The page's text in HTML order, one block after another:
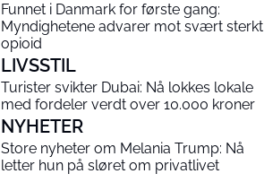
Funnet i Danmark for første gang:
Myndighetene advarer mot svært sterkt
opioid
LIVSSTIL
Turister svikter Dubai: Nå lokkes lokale
med fordeler verdt over 10.000 kroner
NYHETER
Store nyheter om Melania Trump: Nå
letter hun på sløret om privatlivet